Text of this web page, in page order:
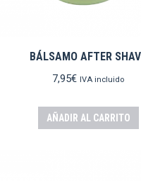
BÁLSAMO AFTER
7,95€ IVA incluido
AÑADIR AL CARRITO